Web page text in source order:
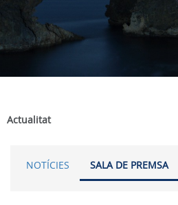
Actualitat
NOTÍCIES SALA DE PREMSA